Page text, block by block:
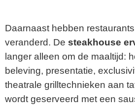
Daarnaast hebben
veranderd. De steakhouse
langer alleen om de maaltijd:
beleving, presentatie,
theatrale grilltechnieken aan
wordt geserveerd met een